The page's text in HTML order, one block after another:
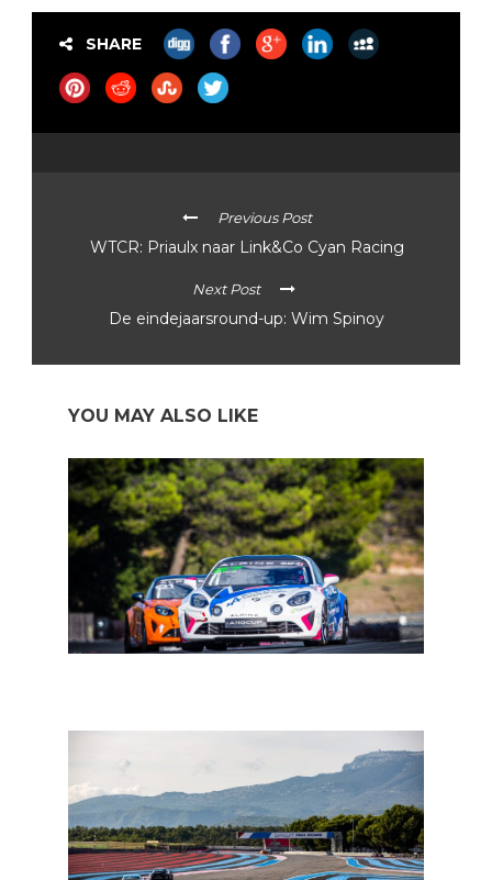
SHARE
Previous Post
WTCR: Priaulx naar Link&Co Cyan Racing
Next Post
De eindejaarsround-up: Wim Spinoy
YOU MAY ALSO LIKE